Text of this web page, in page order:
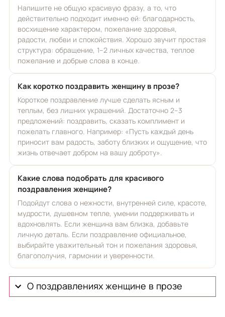
Напишите не общую красивую фразу, а то, что
действительно подходит именно ей: благодарность,
восхищение характером, пожелание здоровья,
радости, любви и спокойствия. Хорошо звучит простая
структура: обращение, 1–2 личных качества, теплое
пожелание и добрые слова в конце.
Как коротко поздравить женщину в прозе?
Короткое поздравление лучше сделать ясным и
теплым, без лишних украшений. Достаточно 2–3
предложений: поздравить, сказать комплимент и
пожелать главного. Например: «Пусть каждый день
приносит вам радость, заботу близких и ощущение, что
жизнь отвечает добром на вашу доброту».
Какие слова подобрать для красивого
поздравления женщине?
Подойдут слова о нежности, внутренней силе, красоте,
мудрости, душевном тепле, умении поддерживать и
вдохновлять. Если женщина вам близка, добавьте
личную деталь. Если поздравление официальное,
выбирайте уважительный тон и пожелания здоровья,
благополучия, гармонии и уверенности.
О поздравлениях женщине в прозе